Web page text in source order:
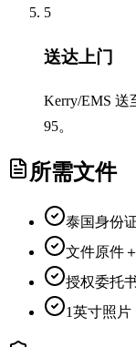
5
送达上门
Kerry/EMS 送
95。
所需文件
泰国身份
文件原件
授权委托
1英寸照片